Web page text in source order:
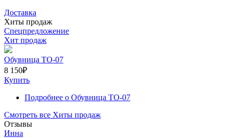
Доставка
Хиты продаж
Спецпредложение
Хит продаж
Обувница ТО-07
8 150₽
Купить
Подробнее о Обувница ТО-07
Смотреть все Хиты продаж
Отзывы
Инна